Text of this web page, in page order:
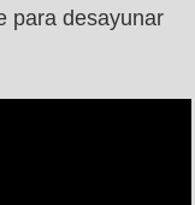
para desayunar